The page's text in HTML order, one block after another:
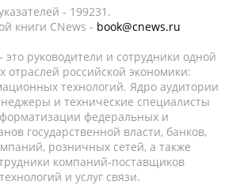
- 199231.
книги CNews - book@cnews.ru
руководители и сотрудники одной
отраслей российской экономики:
технологий. Ядро аудитории
и технические специалисты
федеральных и
государственной власти, банков,
розничных сетей, а также
компаний-поставщиков
и услуг связи.